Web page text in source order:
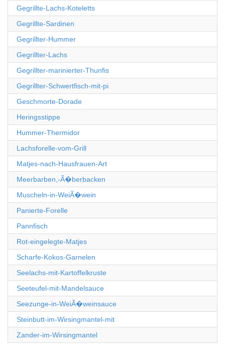
Gegrillte-Lachs-Koteletts
Gegrillte-Sardinen
Gegrillter-Hummer
Gegrillter-Lachs
Gegrillter-marinierter-Thunfis
Gegrillter-Schwertfisch-mit-pi
Geschmorte-Dorade
Heringsstippe
Hummer-Thermidor
Lachsforelle-vom-Grill
Matjes-nach-Hausfrauen-Art
Meerbarben,-Ã�berbacken
Muscheln-in-WeiÃ�wein
Panierte-Forelle
Pannfisch
Rot-eingelegte-Matjes
Scharfe-Kokos-Garnelen
Seelachs-mit-Kartoffelkruste
Seeteufel-mit-Mandelsauce
Seezunge-in-WeiÃ�weinsauce
Steinbutt-im-Wirsingmantel-mit
Zander-im-Wirsingmantel